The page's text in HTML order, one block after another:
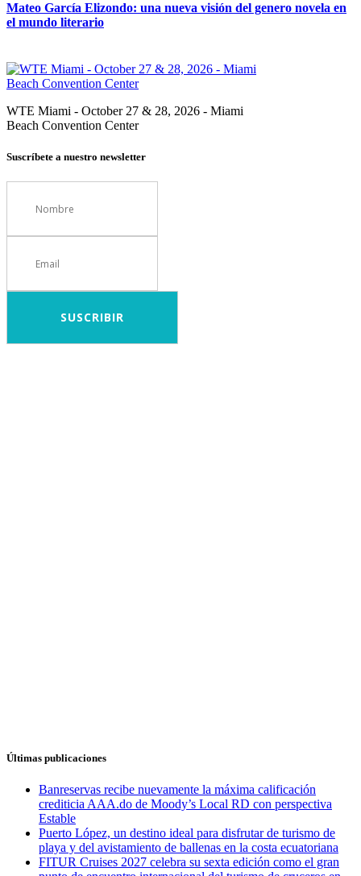
Mateo García Elizondo: una nueva visión del genero novela en
el mundo literario
WTE Miami - October 27 & 28, 2026 - Miami
Beach Convention Center
Suscríbete a nuestro newsletter
Últimas publicaciones
Banreservas recibe nuevamente la máxima calificación
crediticia AAA.do de Moody’s Local RD con perspectiva
Estable
Puerto López, un destino ideal para disfrutar de turismo de
playa y del avistamiento de ballenas en la costa ecuatoriana
FITUR Cruises 2027 celebra su sexta edición como el gran